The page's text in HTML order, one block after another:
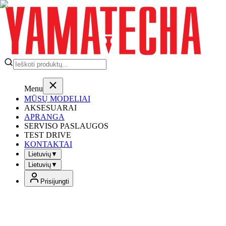
Menu
MŪSŲ MODELIAI
AKSESUARAI
APRANGA
SERVISO PASLAUGOS
TEST DRIVE
KONTAKTAI
Lietuvių▼
Lietuvių▼
Prisijungti